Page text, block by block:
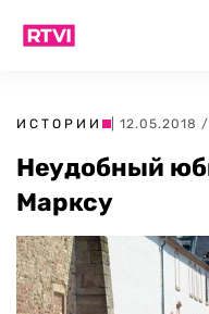
ИСТОРИИ | 12.05.2018
Неудобный
Марксу